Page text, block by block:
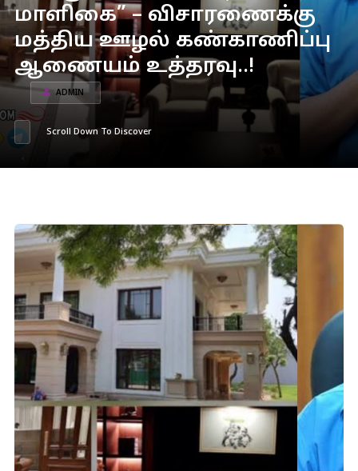
மாளிகை” – விசாரணைக்கு
மத்திய ஊழல் கண்காணிப்பு
ஆணையம் உத்தரவு..!
ADMIN
Scroll Down To Discover